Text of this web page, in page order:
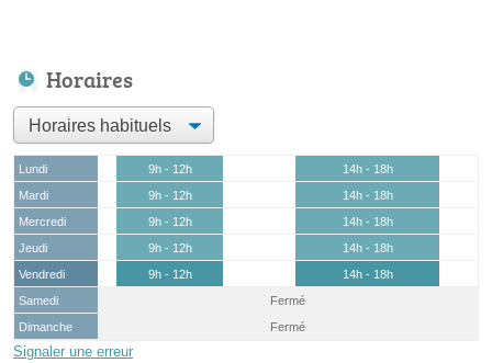
Horaires
Lundi 9h - 12h
14h - 18h
Mardi
9h - 12h
14h - 18h
Mercredi
9h - 12h
14h - 18h
Jeudi
9h - 12h
14h - 18h
Vendredi
9h - 12h
14h - 18h
Samedi
Fermé
Dimanche
Fermé
Signaler une erreur